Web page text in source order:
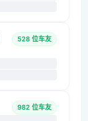
528 位车友
982 位车友